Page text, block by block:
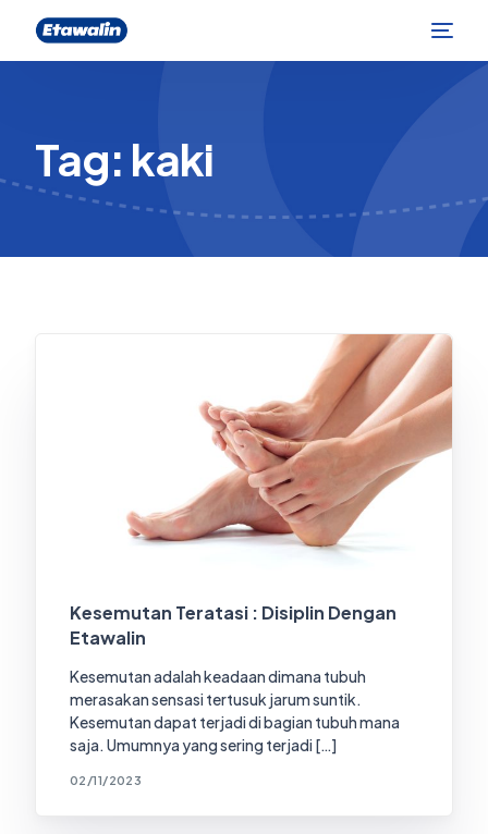
Tag: kaki
Kesemutan Teratasi : Disiplin Dengan
Etawalin
Kesemutan adalah keadaan dimana tubuh
merasakan sensasi tertusuk jarum suntik.
Kesemutan dapat terjadi di bagian tubuh mana
saja. Umumnya yang sering terjadi […]
02/11/2023